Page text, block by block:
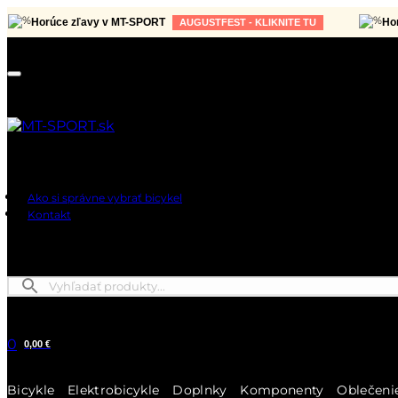
zľavy v MT-SPORT AUGUSTFEST - KLIKNITE TU Horúce
Ako si správne vybrať bicykel
Kontakt
0 0,00 €
Bicykle Elektrobicykle Doplnky Komponenty